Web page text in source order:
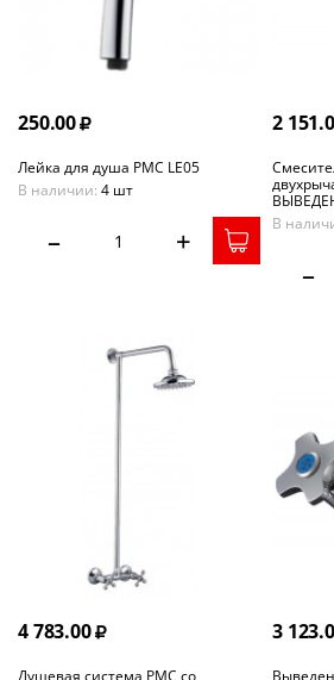
250.00
Лейка для душа РМС LE05
В наличии: 4 шт
– +
2
В
–
4 783.00
Душевая система РМС со
3